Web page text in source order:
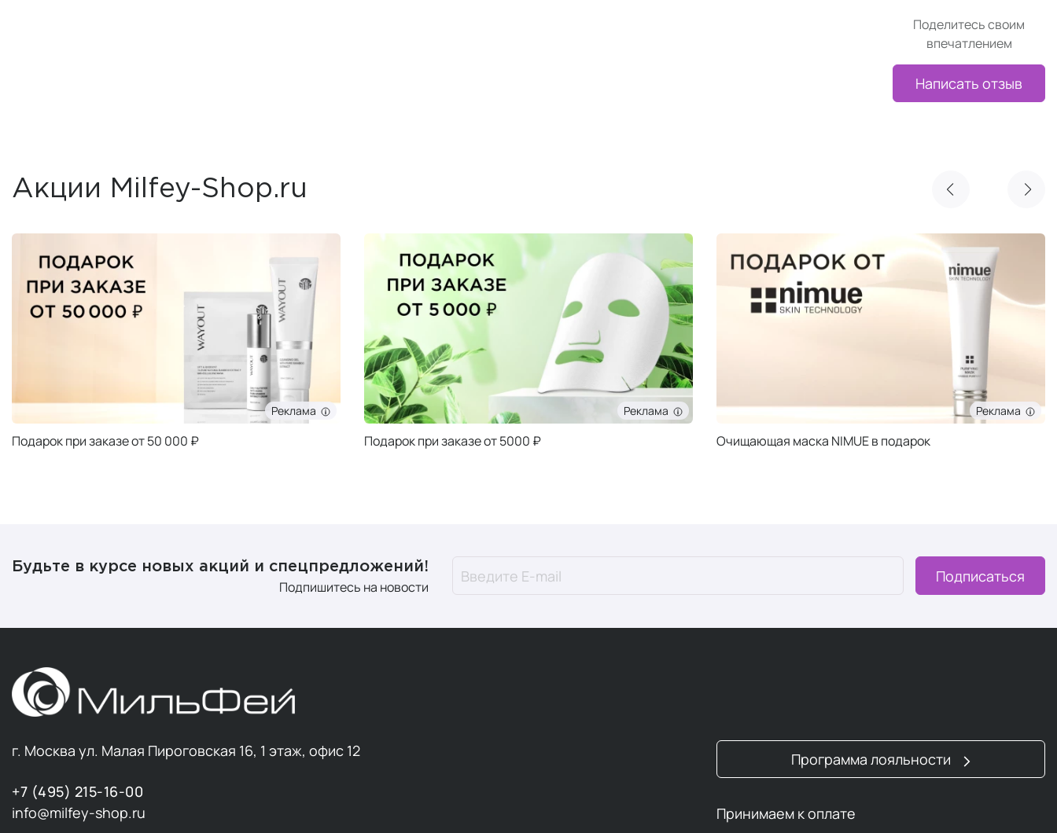
Поделитесь своим
впечатлением
Написать отзыв
Акции Milfey-Shop.ru
Реклама
Подарок при заказе от 50 000 ₽
Реклама
Подарок при заказе от 5000 ₽
Реклама
Очищающая маска NIMUE в подарок
Будьте в курсе новых акций и спецпредложений!
Подпишитесь на новости
Подписаться
г. Москва ул. Малая Пироговская 16, 1 этаж, офис 12
+7 (495) 215-16-00
info@milfey-shop.ru
Программа лояльности
Принимаем к оплате